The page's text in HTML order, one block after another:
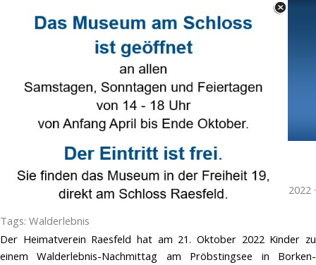
Select Language ▼
Menü überspringen
Walderlebnis-Nachmittag am Pröbstingsee
Veröffentlicht vonR. BeeringinNaturschutz· Freitag 21 Okt 2022 ·
Tags: Walderlebnis
Der Heimatverein Raesfeld hat am 21. Oktober 2022 Kinder zu
einem Walderlebnis-Nachmittag am Pröbstingsee in Borken-